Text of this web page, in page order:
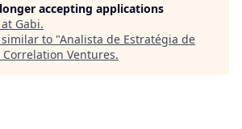
accepting applications
Gabi.
to "Analista de Estratégia de
Correlation Ventures.